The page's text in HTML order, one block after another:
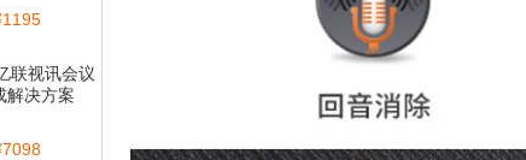
1195
联视讯会议
解决方案
7098